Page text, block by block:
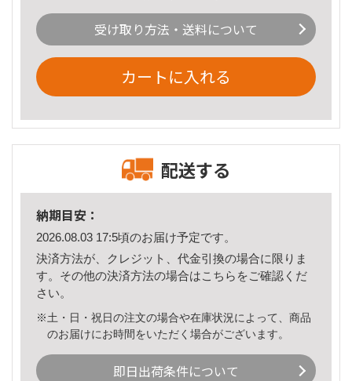
受け取り方法・送料について
カートに入れる
配送する
納期目安：
2026.08.03 17:5頃のお届け予定です。
決済方法が、クレジット、代金引換の場合に限りま
す。その他の決済方法の場合はこちら をご確認くだ
さい。
※土・日・祝日の注文の場合や在庫状況によって、商品
のお届けにお時間をいただく場合がございます。
即日出荷条件について